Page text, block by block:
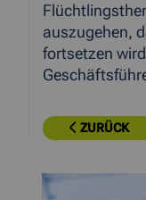
auszugehen,
fortsetzen
ZURÜCK